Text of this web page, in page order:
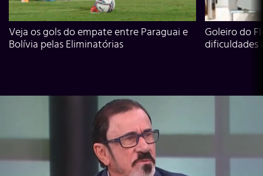
Veja os gols do empate entre Paraguai e
Bolívia pelas Eliminatórias
Goleiro do
dificuldades